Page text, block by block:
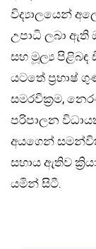
විද්‍යාලයෙන්
උපාධි ලබා
සහ මූල්‍ය පිළිබඳ
යටතේ ප්‍රභාෂ්
සමරවික්‍රම,
පරිපාලන
අයගෙන්
සහාය ඇතිව
යමින් සිටී.